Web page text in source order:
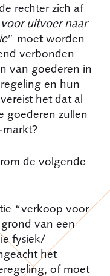
rechter zich af
uitvoer naar
” moet worden
verbonden
van goederen in
en hun
het dat al
goederen zullen
de volgende
“verkoop voor
van een
fysiek/
het
of moet